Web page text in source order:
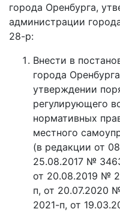
города Оренбурга,
администрации
28-р:
Внести в
города
утверждении
регулирующего
нормативных
местного
(в редакции от
25.08.2017 №
от 20.08.2019 №
п, от 20.07.2020
2021-п, от